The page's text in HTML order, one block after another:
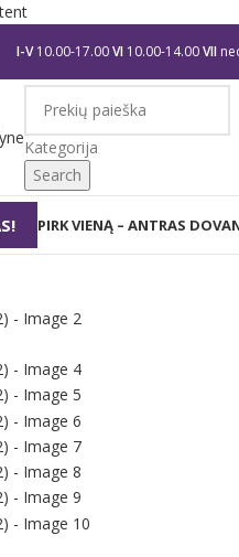
I-V10.00-17.00VI 10.00-14.00VII
Kategorija
Search
PIRK VIENĄ – ANTRAS